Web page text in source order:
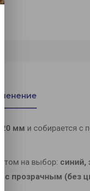
мм и собирается с
на выбор: синий,
с прозрачным (без